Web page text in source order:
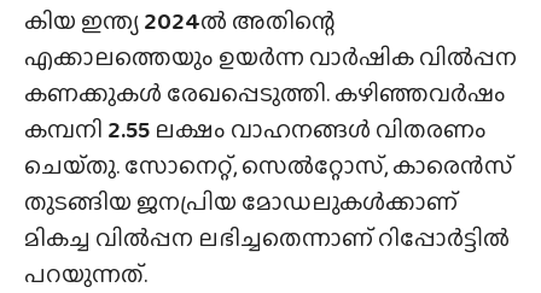
കിയ ഇന്ത്യ2024ൽ അതിന്റെ
എക്കാലത്തെയും ഉയർന്ന വാർഷിക വിൽപ്പന
കണക്കുകൾ രേഖപ്പെടുത്തി. കഴിഞ്ഞവർഷം
കമ്പനി 2.55 ലക്ഷം വാഹനങ്ങൾ വിതരണം
ചെയ്‌തു. സോനെറ്റ്, സെൽറ്റോസ്, കാരെൻസ്
തുടങ്ങിയ ജനപ്രിയ മോഡലുകൾക്കാണ്
മികച്ച വിൽപ്പന ലഭിച്ചതെന്നാണ് റിപ്പോർട്ടിൽ
പറയുന്നത്.